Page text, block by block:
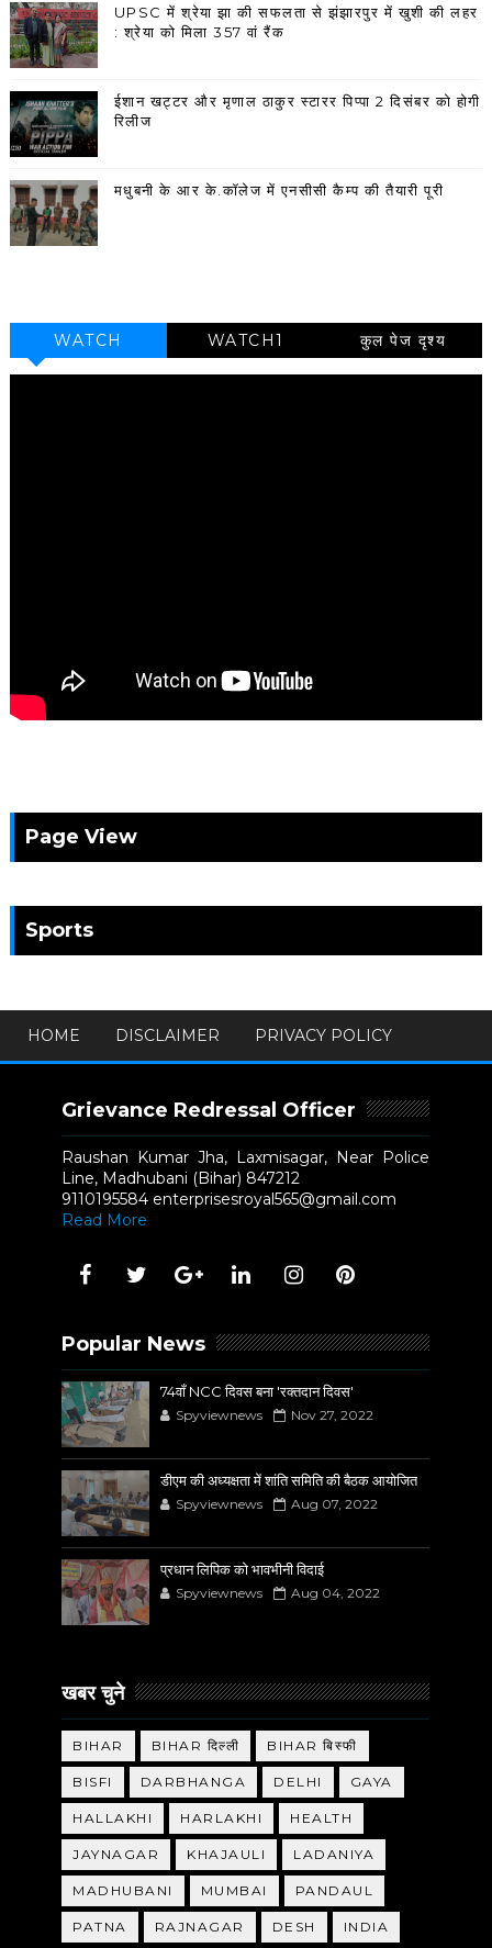
UPSC में श्रेया झा की सफलता से झंझारपुर में खुशी की लहर
: श्रेया को मिला 357 वां रैंक
ईशान खट्टर और मृणाल ठाकुर स्टारर पिप्पा 2 दिसंबर को होगी
रिलीज
मधुबनी के आर के.कॉलेज में एनसीसी कैम्प की तैयारी पूरी
WATCH WATCH1 कुल पेज दृश्य
Page View
Sports
HOME DISCLAIMER PRIVACY POLICY
Grievance Redressal Officer
Raushan Kumar Jha, Laxmisagar, Near Police
Line, Madhubani (Bihar) 847212
9110195584 enterprisesroyal565@gmail.com
Read More
Popular News
74वाँ NCC दिवस बना 'रक्तदान दिवस'
Spyviewnews Nov 27, 2022
डीएम की अध्यक्षता में शांति समिति की बैठक आयोजित
Spyviewnews Aug 07, 2022
प्रधान लिपिक को भावभीनी विदाई
Spyviewnews Aug 04, 2022
खबर चुने
BIHAR BIHAR दिल्ली BIHAR बिस्फी
BISFI DARBHANGA DELHI GAYA
HALLAKHI HARLAKHI HEALTH
JAYNAGAR KHAJAULI LADANIYA
MADHUBANI MUMBAI PANDAUL
PATNA RAJNAGAR DESH INDIA